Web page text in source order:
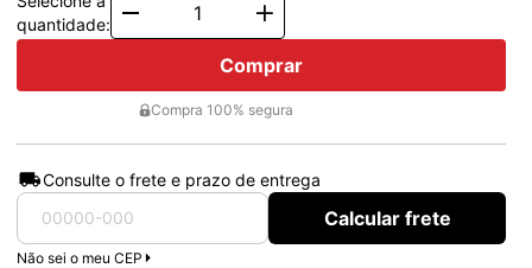
quantidade:
Comprar
Compra 100% segura
Consulte o frete e prazo de entrega
Calcular frete
Não sei o meu CEP